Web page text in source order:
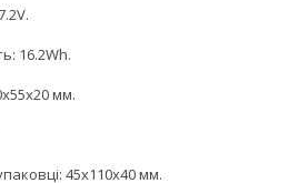
16.2Wh.
мм.
45x110x40 мм.